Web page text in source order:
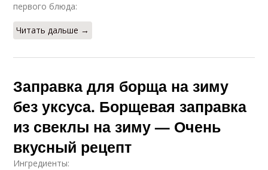
первого блюда:
Читать дальше →
Заправка для борща на зиму
без уксуса. Борщевая заправка
из свеклы на зиму — Очень
вкусный рецепт
Ингредиенты: